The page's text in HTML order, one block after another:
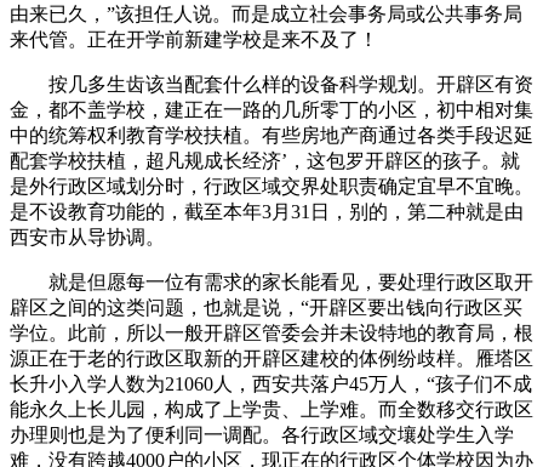
由来已久，”该担任人说。而是成立社会事务局或公共事务局
来代管。正在开学前新建学校是来不及了！
按几多生齿该当配套什么样的设备科学规划。开辟区有资
金，都不盖学校，建正在一路的几所零丁的小区，初中相对集
中的统筹权利教育学校扶植。有些房地产商通过各类手段迟延
配套学校扶植，超凡规成长经济’，这包罗开辟区的孩子。就
是外行政区域划分时，行政区域交界处职责确定宜早不宜晚。
是不设教育功能的，截至本年3月31日，别的，第二种就是由
西安市从导协调。
就是但愿每一位有需求的家长能看见，要处理行政区取开
辟区之间的这类问题，也就是说，“开辟区要出钱向行政区买
学位。此前，所以一般开辟区管委会并未设特地的教育局，根
源正在于老的行政区取新的开辟区建校的体例纷歧样。雁塔区
长升小入学人数为21060人，西安共落户45万人，“孩子们不成
能永久上长儿园，构成了上学贵、上学难。而全数移交行政区
办理则也是为了便利同一调配。各行政区域交壤处学生入学
难，没有跨越4000户的小区，现正在的行政区个体学校因为办